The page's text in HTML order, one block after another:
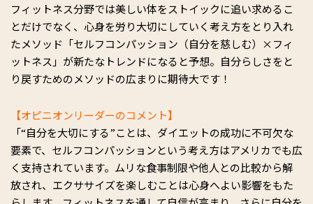
フィットネス分野では美しい体をストイックに追い求めるこ
とだけでなく、心身を労り大切にしていく考え方をとり入れ
たメソッド「セルフコンパッション（自分を慈しむ）×フィ
ットネス」が新たなトレンドになると予想。自分らしさをと
り戻すためのメソッドの広まりに期待大です！
【オピニオンリーダーのコメント】
「“自分を大切にする”ことは、ダイエットの成功に不可欠な
要素で、セルフコンパッションという考え方はアメリカでも広
く支持されています。ムリな食事制限や他人との比較から解
放され、エクササイズを楽しむことは心身へよい影響をもた